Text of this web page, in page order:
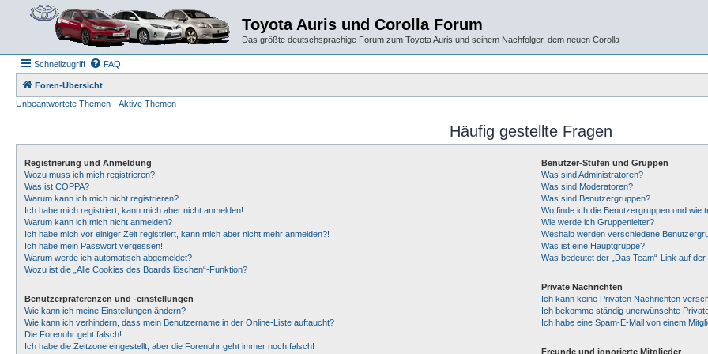
Toyota Auris und Corolla Forum
Das größte deutschsprachige Forum zum Toyota Auris und seinem Nachfolger, dem neuen Corolla
Schnellzugriff FAQ
Foren-Übersicht
Unbeantwortete Themen
Aktive Themen
Häufig gestellte Fragen
Registrierung und Anmeldung
Wozu muss ich mich registrieren?
Was ist COPPA?
Warum kann ich mich nicht registrieren?
Ich habe mich registriert, kann mich aber nicht anmelden!
Warum kann ich mich nicht anmelden?
Ich habe mich vor einiger Zeit registriert, kann mich aber nicht mehr anmelden?!
Ich habe mein Passwort vergessen!
Warum werde ich automatisch abgemeldet?
Wozu ist die „Alle Cookies des Boards löschen“-Funktion?
Benutzerpräferenzen und -einstellungen
Wie kann ich meine Einstellungen ändern?
Wie kann ich verhindern, dass mein Benutzername in der Online-Liste auftaucht?
Die Forenuhr geht falsch!
Ich habe die Zeitzone eingestellt, aber die Forenuhr geht immer noch falsch!
Benutzer-Stufen und Gruppen
Was sind Administratoren?
Was sind Moderatoren?
Was sind Benutzergruppen?
Wo finde ich die Benutzergruppen und wie
Wie werde ich Gruppenleiter?
Weshalb werden verschiedene
Was ist eine Hauptgruppe?
Was bedeutet der „Das Team“-Link auf
Private Nachrichten
Ich kann keine Privaten Nachrichten
Ich bekomme ständig unerwünschte
Ich habe eine Spam-E-Mail von einem
Freunde und ignorierte Mitglieder